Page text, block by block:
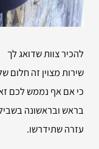
להכיר צוות שדואג לך
שירות מצוין זה חלום
כי אם אף נממש לכם
בראש ובראשונה
עזרה שתידרשו.